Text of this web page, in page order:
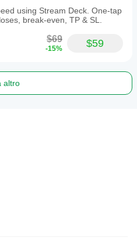
using Stream Deck. One-tap
break-even, TP & SL.
$69
-15% $59
altro